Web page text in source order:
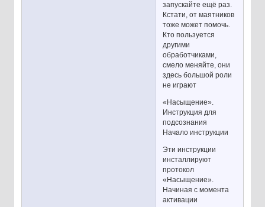
запускайте ещё раз.
Кстати, от маятников
тоже может помочь.
Кто пользуется
другими
обработчиками,
смело меняйте, они
здесь большой роли
не играют
«Насыщение».
Инструкция для
подсознания
Начало инструкции
Эти инструкции
инсталлируют
протокол
«Насыщение».
Начиная с момента
активации